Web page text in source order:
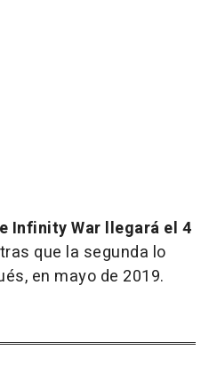
Infinity War llegará el 4
que la segunda lo
en mayo de 2019.